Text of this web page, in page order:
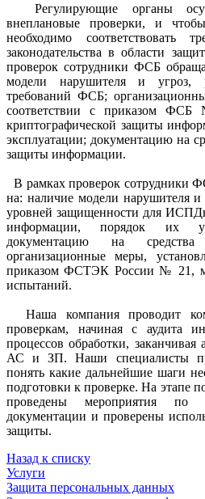
Регулирующие органы
внеплановые проверки, и
необходимо соответствовать
законодательства в области
проверок сотрудники ФСБ
модели нарушителя и угроз,
требований ФСБ;
соответствии с приказом
криптографической защиты
эксплуатации; документацию на
защиты информации.
В рамках проверок сотрудники
на: наличие модели нарушителя и
уровней защищенности для
информации, порядок их
документацию на
организационные меры,
приказом ФСТЭК России № 21,
испытаний.
Наша компания проводит
проверкам, начиная с аудита
процессов обработки,
АС и ЗП. Наши специалисты
понять какие дальнейшие шаги
подготовки к проверке. На этапе
проведены мероприятия по
документации и проверены
защиты.
Назад к списку
Услуги
Защита персональных данных